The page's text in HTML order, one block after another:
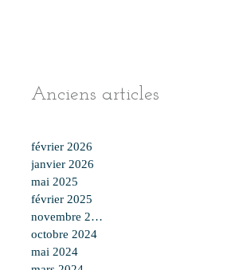
Anciens articles
février 2026
janvier 2026
mai 2025
février 2025
novembre 2024
octobre 2024
mai 2024